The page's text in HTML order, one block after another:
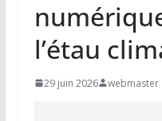
l’étau
29 juin 2026 webmaster